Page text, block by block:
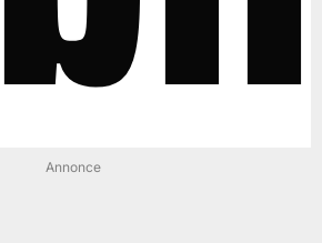
Annonce